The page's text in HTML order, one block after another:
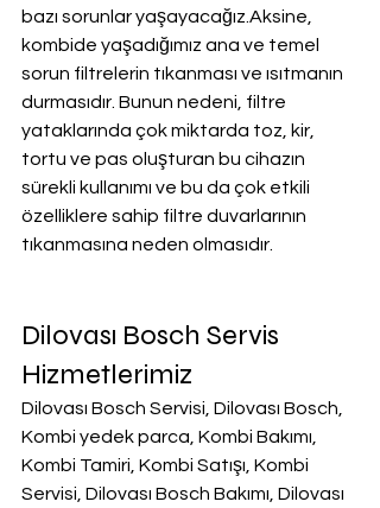
bazı sorunlar yaşayacağız.Aksine,
kombide yaşadığımız ana ve temel
sorun filtrelerin tıkanması ve ısıtmanın
durmasıdır. Bunun nedeni, filtre
yataklarında çok miktarda toz, kir,
tortu ve pas oluşturan bu cihazın
sürekli kullanımı ve bu da çok etkili
özelliklere sahip filtre duvarlarının
tıkanmasına neden olmasıdır.
Dilovası Bosch Servis
Hizmetlerimiz
Dilovası Bosch Servisi, Dilovası Bosch,
Kombi yedek parca, Kombi Bakımı,
Kombi Tamiri, Kombi Satışı, Kombi
Servisi, Dilovası Bosch Bakımı, Dilovası